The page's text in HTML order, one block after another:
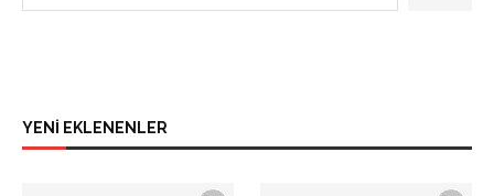
YENİ EKLENENLER